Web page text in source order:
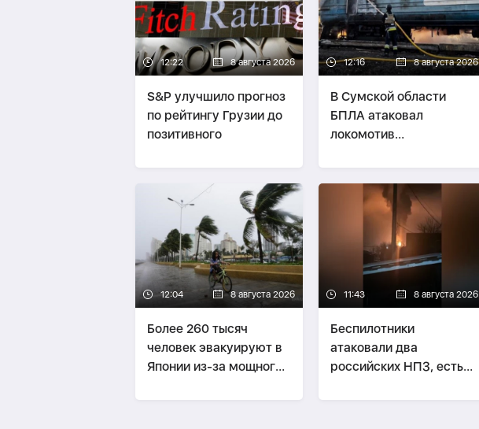
12:22 8 августа 2026
S&P улучшило прогноз
по рейтингу Грузии до
позитивного
12:16 8 августа 2026
В Сумской области
БПЛА атаковал
локомотив
12:04 8 августа 2026
Более 260 тысяч
человек эвакуируют в
Японии из-за мощного
11:43 8 августа 2026
Беспилотники
атаковали два
российских НПЗ, есть